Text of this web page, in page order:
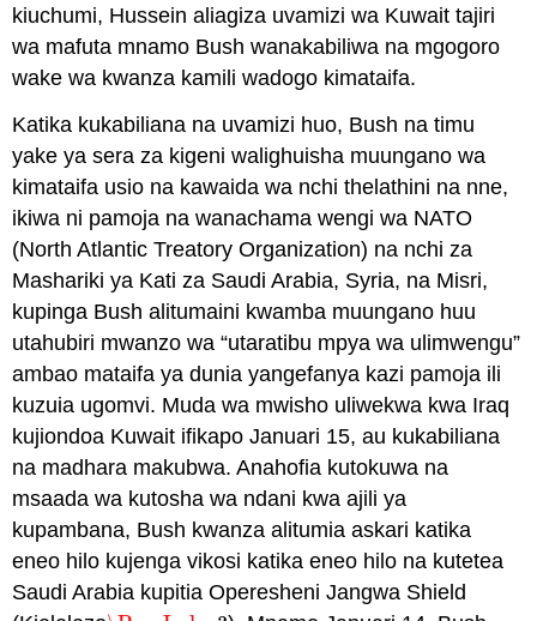
kiuchumi, Hussein aliagiza uvamizi wa Kuwait tajiri
wa mafuta mnamo Bush wanakabiliwa na mgogoro
wake wa kwanza kamili wadogo kimataifa.
Katika kukabiliana na uvamizi huo, Bush na timu
yake ya sera za kigeni walighuisha muungano wa
kimataifa usio na kawaida wa nchi thelathini na nne,
ikiwa ni pamoja na wanachama wengi wa NATO
(North Atlantic Treatory Organization) na nchi za
Mashariki ya Kati za Saudi Arabia, Syria, na Misri,
kupinga Bush alitumaini kwamba muungano huu
utahubiri mwanzo wa “utaratibu mpya wa ulimwengu”
ambao mataifa ya dunia yangefanya kazi pamoja ili
kuzuia ugomvi. Muda wa mwisho uliwekwa kwa Iraq
kujiondoa Kuwait ifikapo Januari 15, au kukabiliana
na madhara makubwa. Anahofia kutokuwa na
msaada wa kutosha wa ndani kwa ajili ya
kupambana, Bush kwanza alitumia askari katika
eneo hilo kujenga vikosi katika eneo hilo na kutetea
Saudi Arabia kupitia Operesheni Jangwa Shield